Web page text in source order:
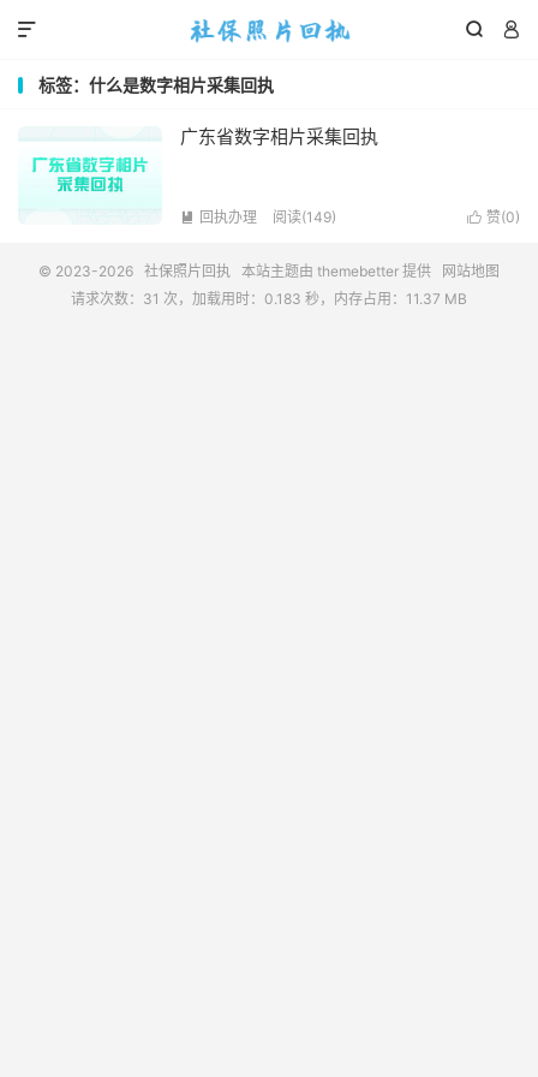
 

标签：什么是数字相片采集回执
广东省数字相片采集回执
 赞(0)
 回执办理 阅读(149)
© 2023-2026 社保照片回执 本站主题由 themebetter 提供
网站地图
请求次数：31 次，加载用时：0.183 秒，内存占用：11.37 MB